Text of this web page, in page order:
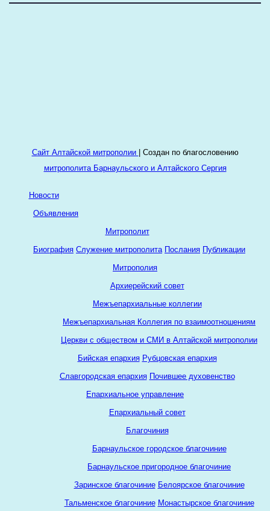
Сайт Алтайской митрополии
Создан по благословению
митрополита Барнаульского и Алтайского Сергия
Новости
Объявления
Митрополит
Биография Служение митрополита Послания Публикации
Митрополия
Архиерейский совет
Межъепархиальные коллегии
Межъепархиальная Коллегия по взаимоотношениям
Церкви с обществом и СМИ в Алтайской митрополии
Бийская епархия Рубцовская епархия
Славгородская епархия Почившее духовенство
Епархиальное управление
Епархиальный совет
Благочиния
Барнаульское городское благочиние
Барнаульское пригородное благочиние
Заринское благочиние Белоярское благочиние
Тальменское благочиние Монастырское благочиние